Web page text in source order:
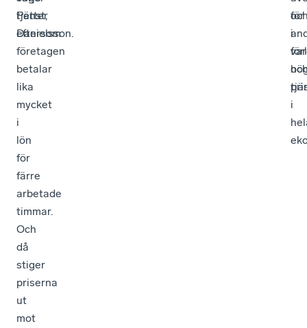
Petter
Danielsson.
tjänst,
eftersom
företagen
betalar
lika
mycket
i
lön
för
färre
arbetade
timmar.
Och
då
stiger
priserna
ut
mot
för
i
i